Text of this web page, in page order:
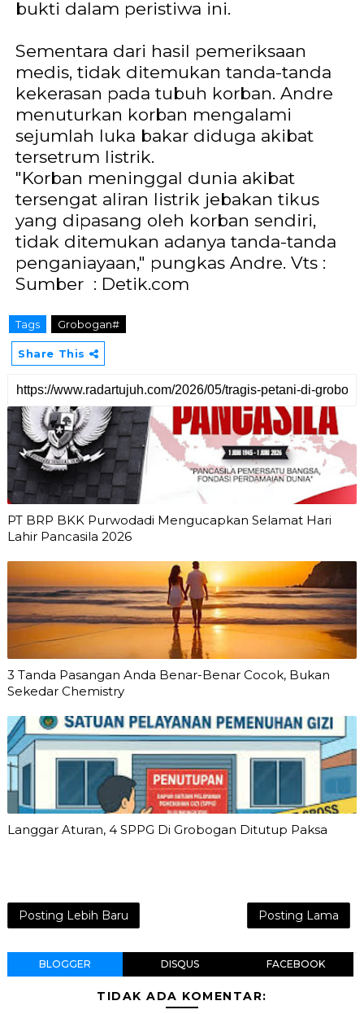
bukti dalam peristiwa ini.
Sementara dari hasil pemeriksaan
medis, tidak ditemukan tanda-tanda
kekerasan pada tubuh korban. Andre
menuturkan korban mengalami
sejumlah luka bakar diduga akibat
tersetrum listrik.
"Korban meninggal dunia akibat
tersengat aliran listrik jebakan tikus
yang dipasang oleh korban sendiri,
tidak ditemukan adanya tanda-tanda
penganiayaan," pungkas Andre. Vts :
Sumber : Detik.com
Tags Grobogan#
Share This
PT BRP BKK Purwodadi Mengucapkan Selamat Hari
Lahir Pancasila 2026
3 Tanda Pasangan Anda Benar-Benar Cocok, Bukan
Sekedar Chemistry
Langgar Aturan, 4 SPPG Di Grobogan Ditutup Paksa
Posting Lebih Baru Posting Lama
BLOGGER DISQUS FACEBOOK
TIDAK ADA KOMENTAR: